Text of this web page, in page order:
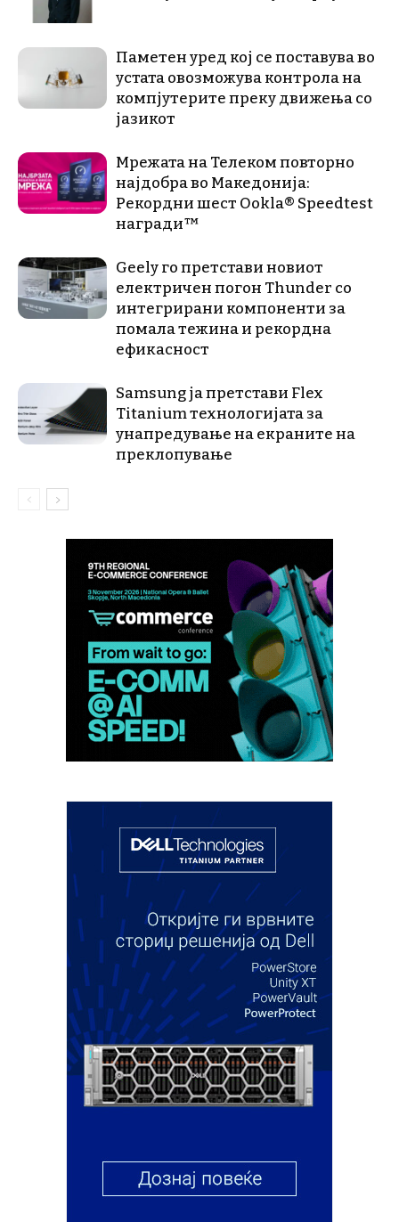
Паметен уред кој се поставува во
устата овозможува контрола на
компјутерите преку движења со
јазикот
Мрежата на Телеком повторно
најдобра во Македонија:
Рекордни шест Ookla® Speedtest
награди™
Geely го претстави новиот
електричен погон Thunder со
интегрирани компоненти за
помала тежина и рекордна
ефикасност
Samsung ја претстави Flex
Titanium технологијата за
унапредување на екраните на
преклопување